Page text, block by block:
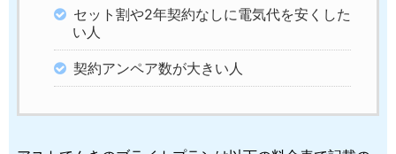
セット割や2年契約なしに電気代を安くした
い人
契約アンペア数が大きい人